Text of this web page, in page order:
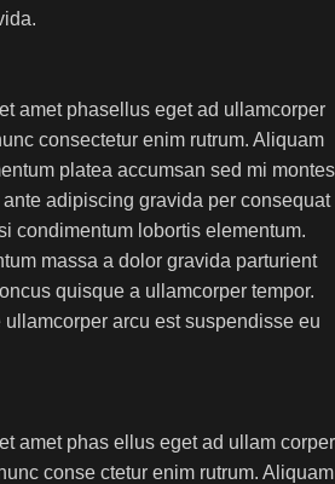
amet phasellus eget ad ullamcorper
consectetur enim rutrum. Aliquam
platea accumsan sed mi montes
adipiscing gravida per consequat
condimentum lobortis elementum.
massa a dolor gravida parturient
quisque a ullamcorper tempor.
arcu est suspendisse eu
amet phas ellus eget ad ullam corper
conse ctetur enim rutrum. Aliquam